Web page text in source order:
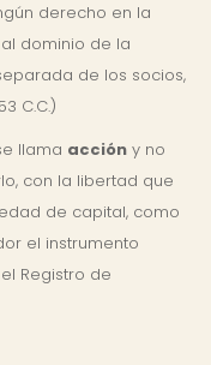
derecho en la
dominio de la
de los socios,
C.C.)
llama acción y no
con la libertad que
de capital, como
el instrumento
Registro de